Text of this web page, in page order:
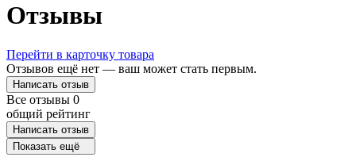
Отзывы
Перейти в карточку товара
Отзывов ещё нет — ваш может стать первым.
Написать отзыв
Все отзывы 0
общий рейтинг
Написать отзыв
Показать ещё